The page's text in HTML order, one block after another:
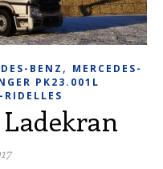
BENZ , MERCEDES-
PK23.001L